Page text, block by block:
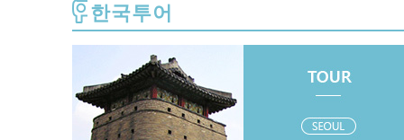
한국투어